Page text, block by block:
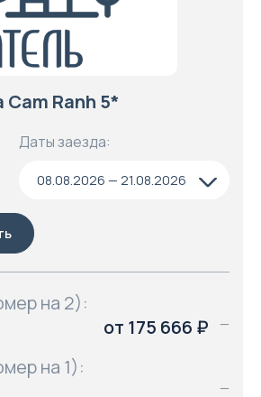
Ranh 5*
Даты заезда:
08.08.2026 — 21.08.2026
на 2):
от 175 666 ₽
—
на 1):
—